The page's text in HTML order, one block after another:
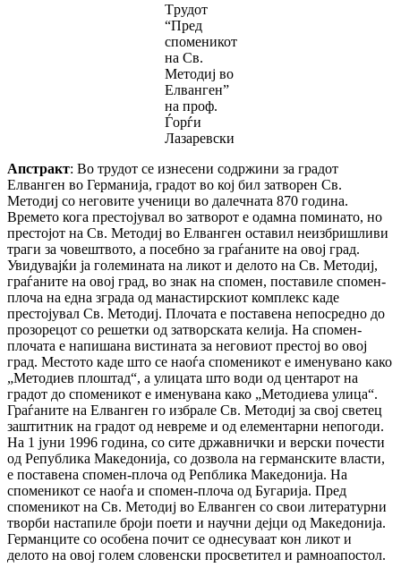
Tрудот
“Пред
споменикот
на Св.
Методиј во
Елванген”
на проф.
Ѓорѓи
Лазаревски
Апстракт: Во трудот се изнесени содржини за градот
Елванген во Германија, градот во кој бил затворен Св.
Методиј со неговите ученици во далечната 870 година.
Времето кога престојувал во затворот е одамна поминато, но
престојот на Св. Методиј во Елванген оставил неизбришливи
траги за човештвото, а посебно за граѓаните на овој град.
Увидувајќи ја големината на ликот и делото на Св. Методиј,
граѓаните на овој град, во знак на спомен, поставиле спомен-
плоча на една зграда од манастирскиот комплекс каде
престојувал Св. Методиј. Плочата е поставена непосредно до
прозорецот со решетки од затворската келија. На спомен-
плочата е напишана вистината за неговиот престој во овој
град. Местото каде што се наоѓа споменикот е именувано како
„Методиев плоштад“, а улицата што води од центарот на
градот до споменикот е именувана како „Методиева улица“.
Граѓаните на Елванген го избрале Св. Методиј за свој светец
заштитник на градот од невреме и од елементарни непогоди.
На 1 јуни 1996 година, со сите државнички и верски почести
од Република Македонија, со дозвола на германските власти,
е поставена спомен-плоча од Репблика Македонија. На
споменикот се наоѓа и спомен-плоча од Бугарија. Пред
споменикот на Св. Методиј во Елванген со свои литературни
творби настапиле броји поети и научни дејци од Македонија.
Германците со особена почит се однесуваат кон ликот и
делото на овој голем словенски просветител и рамноапостол.